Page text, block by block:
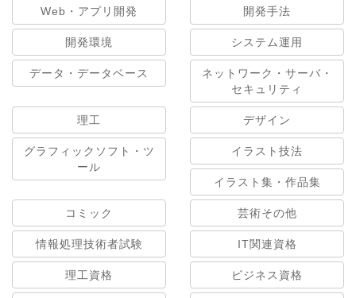
Web・アプリ開発 開発手法
開発環境 システム運用
データ・データベース
ネットワーク・サーバ・
セキュリティ
理工 デザイン
グラフィックソフト・ツ
ール
イラスト技法
イラスト集・作品集
コミック 芸術その他
情報処理技術者試験 IT関連資格
理工資格 ビジネス資格